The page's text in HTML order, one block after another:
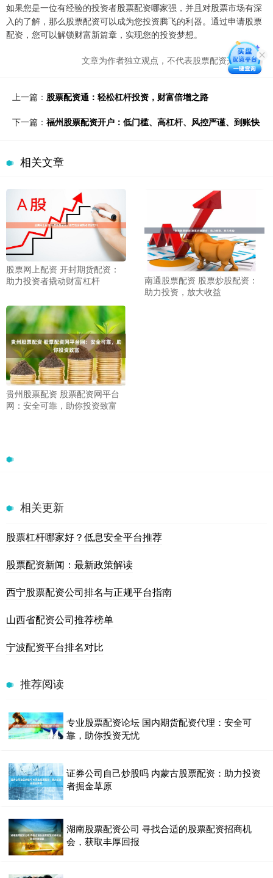
如果您是一位有经验的投资者股票配资哪家强，并且对股票市场有深
入的了解，那么股票配资可以成为您投资腾飞的利器。通过申请股票
配资，您可以解锁财富新篇章，实现您的投资梦想。
文章为作者独立观点，不代表股票配资开户观点
上一篇： 股票配资通：轻松杠杆投资，财富倍增之路
下一篇： 福州股票配资开户：低门槛、高杠杆、风控严谨、到账快
相关文章
股票网上配资 开封期货配资：
助力投资者撬动财富杠杆
南通股票配资 股票炒股配资：
助力投资，放大收益
贵州股票配资 股票配资网平台
网：安全可靠，助你投资致富
相关更新
股票杠杆哪家好？低息安全平台推荐
股票配资新闻：最新政策解读
西宁股票配资公司排名与正规平台指南
山西省配资公司推荐榜单
宁波配资平台排名对比
推荐阅读
专业股票配资论坛 国内期货配资代理：安全可
靠，助你投资无忧
证券公司自己炒股吗 内蒙古股票配资：助力投资
者掘金草原
湖南股票配资公司 寻找合适的股票配资招商机
会，获取丰厚回报